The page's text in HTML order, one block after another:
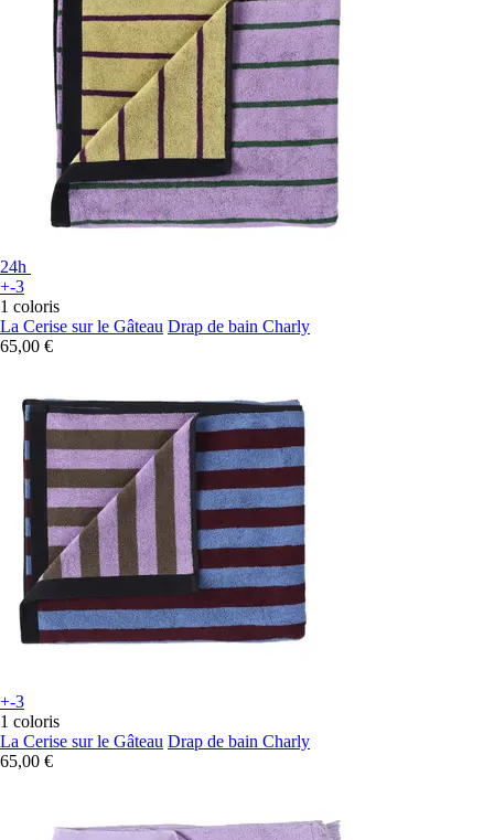
24h
+-3
1 coloris
La Cerise sur le Gâteau Drap de bain Charly
65,00 €
+-3
1 coloris
La Cerise sur le Gâteau Drap de bain Charly
65,00 €